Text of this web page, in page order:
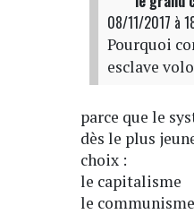
08/11/2017 à
Pourquoi
esclave
parce que le
dès le plus
choix :
le capitalisme
le communisme